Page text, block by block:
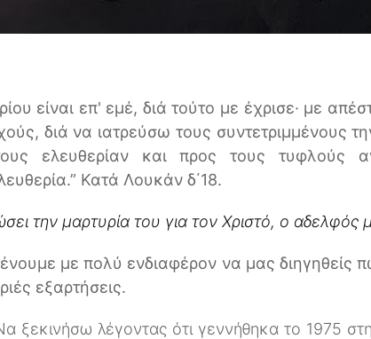
είναι επ' εμέ, διά τούτο με έχρισε· με
διά να ιατρεύσω τους συντετριμμένους
ελευθερίαν και προς τους τυφλούς
Κατά Λουκάν δ΄18.
την μαρτυρία του για τον Χριστό, ο αδελφός
με πολύ ενδιαφέρον να μας διηγηθείς
εξαρτήσεις.
ξεκινήσω λέγοντας ότι γεννήθηκα το 1975